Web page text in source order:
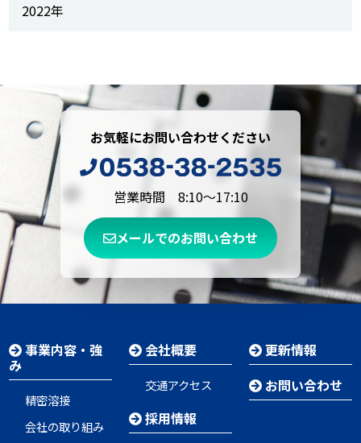
2022年
お気軽にお問い合わせください
営業時間 8:10～17:10
メールでのお問い合わせ
事業内容・強
み
精密溶接
会社の取り組み
会社概要
交通アクセス
採用情報
更新情報
お問い合わせ